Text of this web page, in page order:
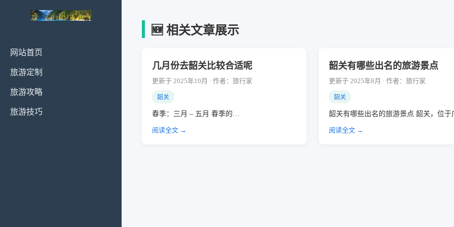
网站首页
旅游定制
旅游攻略
旅游技巧
🆕 相关文章展示
几月份去韶关比较合适呢
更新于 2025年10月 · 作者：旅行家
韶关
春季：三月 – 五月 春季的…
阅读全文 →
韶关有哪些出名的旅游景点
更新于 2025年8月 · 作者：旅行家
韶关
韶关有哪些出名的旅游景点 韶关，位
阅读全文 →